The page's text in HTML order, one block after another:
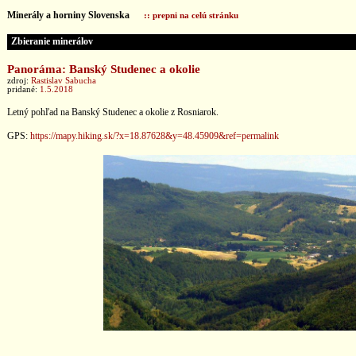
Minerály a horniny Slovenska :: prepni na celú stránku
Zbieranie minerálov
Panoráma: Banský Studenec a okolie
zdroj: Rastislav Sabucha
pridané: 1.5.2018
Letný pohľad na Banský Studenec a okolie z Rosniarok.
GPS: https://mapy.hiking.sk/?x=18.87628&y=48.45909&ref=permalink